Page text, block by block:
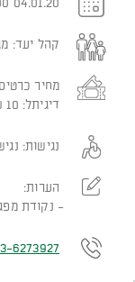
04.01.20 15:00
קהל יעד:
מחיר
דיגיתל:
נגישות:
הערות:
נקודת
6273927